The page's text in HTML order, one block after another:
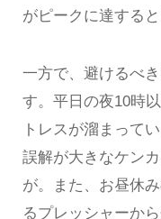
がピークに達する
一方で、避けるべ
す。平日の夜10時
トレスが溜まって
誤解が大きなケン
が。また、お昼休
るプレッシャーか